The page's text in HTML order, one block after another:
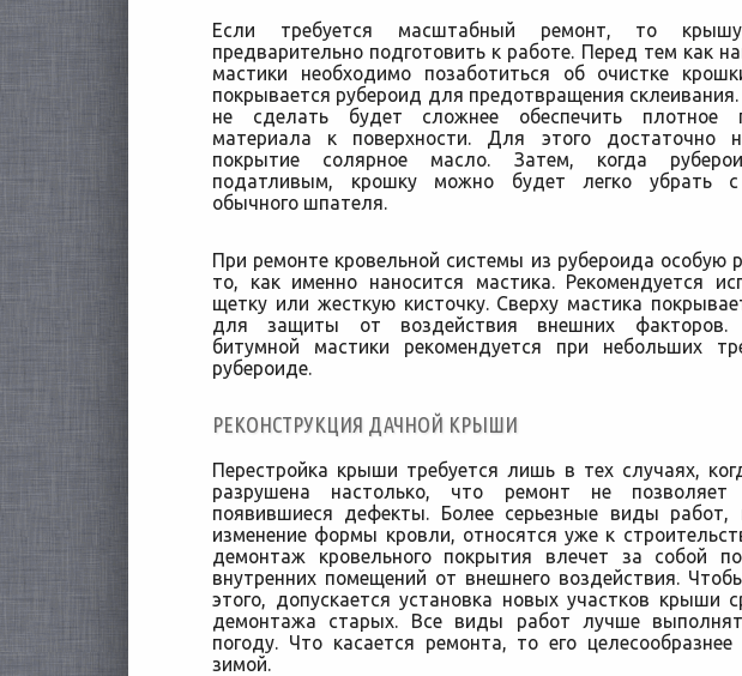
Если требуется масштабный ремонт, то
предварительно подготовить к работе. Перед тем как
мастики необходимо позаботиться об очистке
покрывается рубероид для предотвращения склеивания.
не сделать будет сложнее обеспечить плотное
материала к поверхности. Для этого достаточно
покрытие солярное масло. Затем, когда
податливым, крошку можно будет легко убрать
обычного шпателя.
При ремонте кровельной системы из рубероида особую
то, как именно наносится мастика. Рекомендуется
щетку или жесткую кисточку. Сверху мастика
для защиты от воздействия внешних факторов.
битумной мастики рекомендуется при небольших
рубероиде.
РЕКОНСТРУКЦИЯ ДАЧНОЙ КРЫШИ
Перестройка крыши требуется лишь в тех случаях,
разрушена настолько, что ремонт не позволяет
появившиеся дефекты. Более серьезные виды работ,
изменение формы кровли, относятся уже к
демонтаж кровельного покрытия влечет за собой
внутренних помещений от внешнего воздействия.
этого, допускается установка новых участков крыши
демонтажа старых. Все виды работ лучше
погоду. Что касается ремонта, то его целесообразнее
зимой.